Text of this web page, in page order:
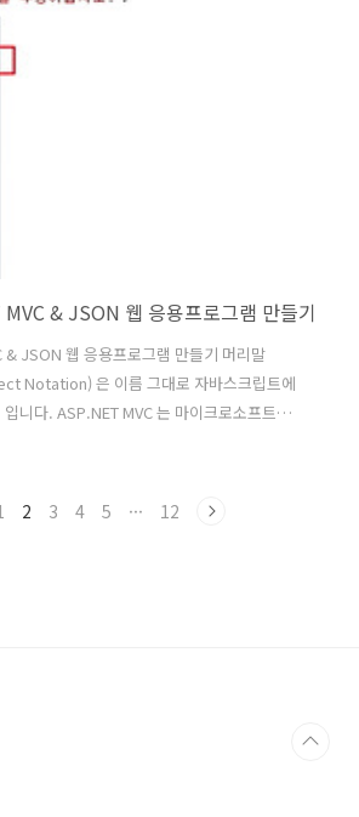
')'); var willIn = ''; for (var i in json) {
+ ''; } d..
& JSON 웹 응용프로그램 만들기
JSON 웹 응용프로그램 만들기 머리말
Notation) 은 이름 그대로 자바스크립트에
니다. ASP.NET MVC 는 마이크로소프트에서
입니다. MVC(Model-View-Controller) 패
의 응용프로그램을 생성한다.
2 3 4 5 ··· 12